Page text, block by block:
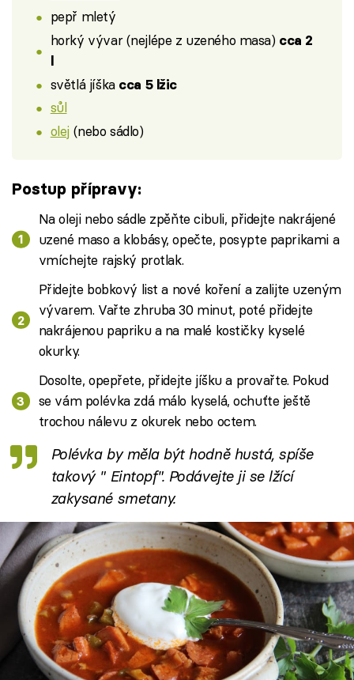
pepř mletý
horký vývar (nejlépe z uzeného masa) cca 2
l
světlá jíška cca 5 lžic
sůl
olej (nebo sádlo)
Postup přípravy:
Na oleji nebo sádle zpěňte cibuli, přidejte nakrájené
uzené maso a klobásy, opečte, posypte paprikami a
vmíchejte rajský protlak.
Přidejte bobkový list a nové koření a zalijte uzeným
vývarem. Vařte zhruba 30 minut, poté přidejte
nakrájenou papriku a na malé kostičky kyselé
okurky.
Dosolte, opepřete, přidejte jíšku a provařte. Pokud
se vám polévka zdá málo kyselá, ochuťte ještě
trochou nálevu z okurek nebo octem.
Polévka by měla být hodně hustá, spíše
takový " Eintopf". Podávejte ji se lžící
zakysané smetany.